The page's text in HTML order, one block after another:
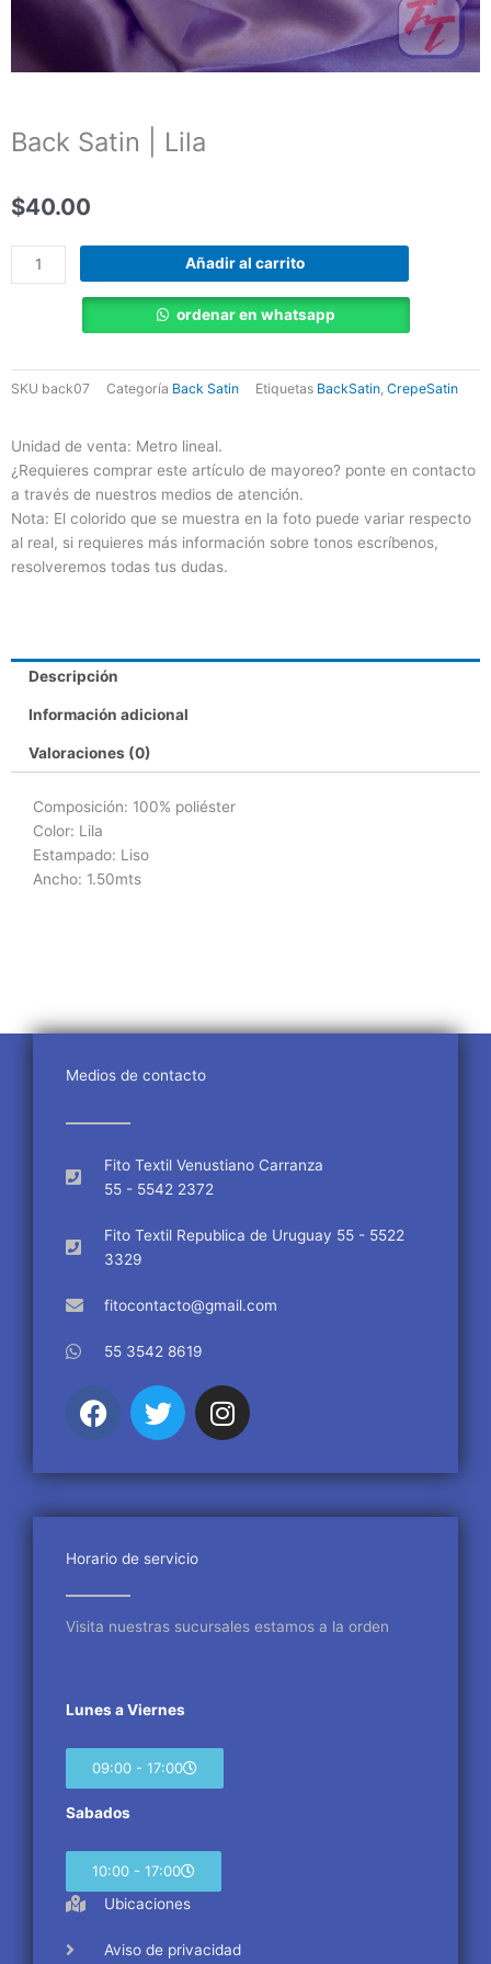
Back Satin | Lila
$40.00
Back
Satin
Añadir al carrito
ordenar en whatsapp
SKU back07 Categoría Back Satin Etiquetas BackSatin, CrepeSatin
Unidad de venta: Metro lineal.
¿Requieres comprar este artículo de mayoreo? ponte en contacto
a través de nuestros medios de atención.
Nota: El colorido que se muestra en la foto puede variar respecto
al real, si requieres más información sobre tonos escríbenos,
resolveremos todas tus dudas.
Descripción
Información adicional
Valoraciones (0)
Composición: 100% poliéster
Color: Lila
Estampado: Liso
Ancho: 1.50mts
Medios de contacto
Fito Textil Venustiano Carranza
55 - 5542 2372
Fito Textil Republica de Uruguay 55 - 5522
3329
fitocontacto@gmail.com
55 3542 8619
F
a
e
b
o
k
T
w
t
t
r
I
n
t
a
m
Horario de servicio
Visita nuestras sucursales estamos a la orden
Lunes a Viernes
09:00 - 17:00
Sabados
10:00 - 17:00
Ubicaciones
Aviso de privacidad